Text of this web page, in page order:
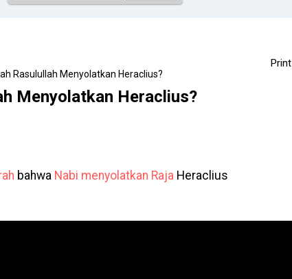
Rasulullah Menyolatkan Heraclius?
Print
Menyolatkan Heraclius?
bahwa Nabi menyolatkan RajaHeraclius